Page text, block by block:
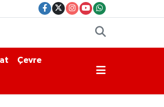
Çevre